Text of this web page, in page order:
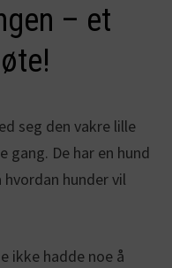
– et
seg den vakre lille
De har en hund
hunder vil
ikke hadde noe å